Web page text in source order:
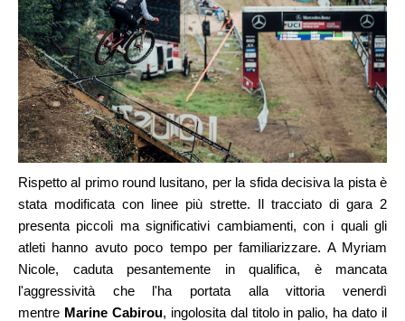
Rispetto al primo round lusitano, per la sfida decisiva la pista è
stata modificata con linee più strette. Il tracciato di gara 2
presenta piccoli ma significativi cambiamenti, con i quali gli
atleti hanno avuto poco tempo per familiarizzare. A Myriam
Nicole, caduta pesantemente in qualifica, è mancata
l'aggressività che l'ha portata alla vittoria venerdì
mentre Marine Cabirou, ingolosita dal titolo in palio, ha dato il